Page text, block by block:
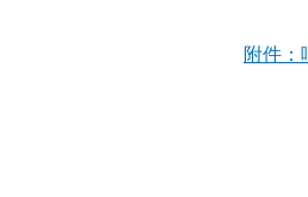
附件：